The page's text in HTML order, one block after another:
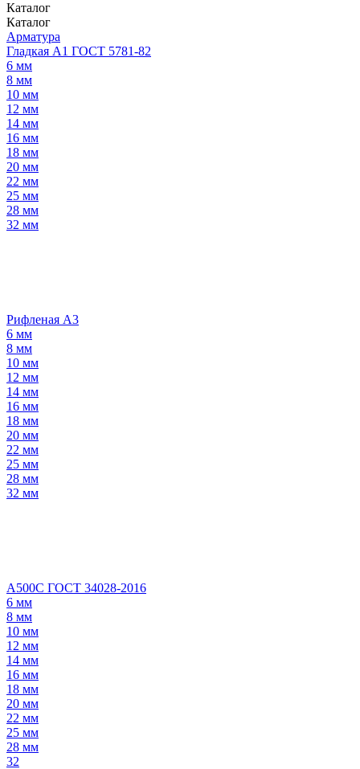
Каталог
Каталог
Арматура
Гладкая А1 ГОСТ 5781-82
6 мм
8 мм
10 мм
12 мм
14 мм
16 мм
18 мм
20 мм
22 мм
25 мм
28 мм
32 мм
Рифленая А3
6 мм
8 мм
10 мм
12 мм
14 мм
16 мм
18 мм
20 мм
22 мм
25 мм
28 мм
32 мм
А500С ГОСТ 34028-2016
6 мм
8 мм
10 мм
12 мм
14 мм
16 мм
18 мм
20 мм
22 мм
25 мм
28 мм
32